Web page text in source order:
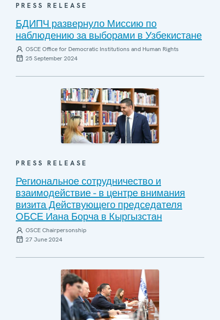
PRESS RELEASE
БДИПЧ развернуло Миссию по
наблюдению за выборами в Узбекистане
OSCE Office for Democratic Institutions and Human Rights
25 September 2024
PRESS RELEASE
Региональное сотрудничество и
взаимодействие - в центре внимания
визита Действующего председателя
ОБСЕ Иана Борча в Кыргызстан
OSCE Chairpersonship
27 June 2024